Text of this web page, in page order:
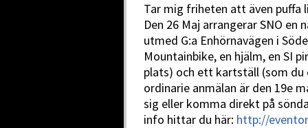
Tar mig friheten att även puffa
Den 26 Maj arrangerar SNO
utmed G:a Enhörnavägen i
Mountainbike, en hjälm, en SI
plats) och ett kartställ (som du
ordinarie anmälan är den 19e
sig eller komma direkt på
info hittar du här: http://